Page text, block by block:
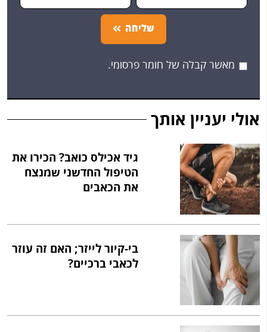
שליחה
מאשר קבלה של חומר פרסומי.
אולי יעניין אותך
גיד אכילס כואב? הכירו את
הטיפול החדשני שמנצח
את הכאבים
בי-קיור לייזר; האם זה עוזר
לכאבי ברכיים?